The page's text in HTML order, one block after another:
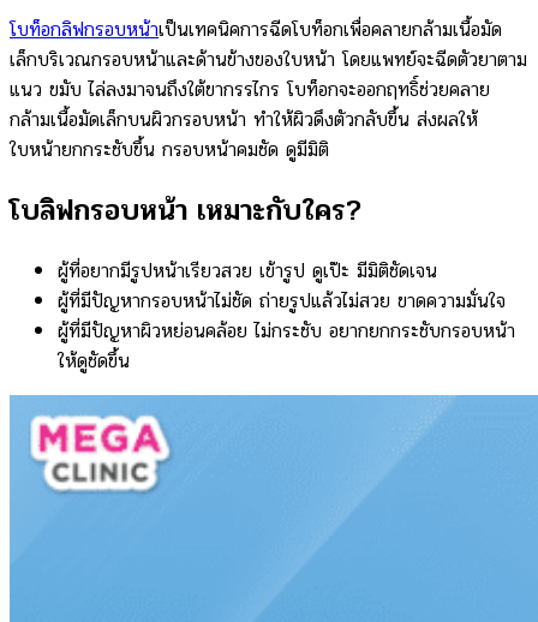
โบท็อกลิฟกรอบหน้าเป็นเทคนิคการฉีดโบท็อกเพื่อคลายกล้ามเนื้อมัด
เล็กบริเวณกรอบหน้าและด้านข้างของใบหน้า โดยแพทย์จะฉีดตัวยาตาม
แนว ขมับ ไล่ลงมาจนถึงใต้ขากรรไกร โบท็อกจะออกฤทธิ์ช่วยคลาย
กล้ามเนื้อมัดเล็กบนผิวกรอบหน้า ทำให้ผิวดึงตัวกลับขึ้น ส่งผลให้
ใบหน้ายกกระชับขึ้น กรอบหน้าคมชัด ดูมีมิติ
โบลิฟกรอบหน้า เหมาะกับใคร?
ผู้ที่อยากมีรูปหน้าเรียวสวย เข้ารูป ดูเป๊ะ มีมิติชัดเจน
ผู้ที่มีปัญหากรอบหน้าไม่ชัด ถ่ายรูปแล้วไม่สวย ขาดความมั่นใจ
ผู้ที่มีปัญหาผิวหย่อนคล้อย ไม่กระชับ อยากยกกระชับกรอบหน้า
ให้ดูชัดขึ้น